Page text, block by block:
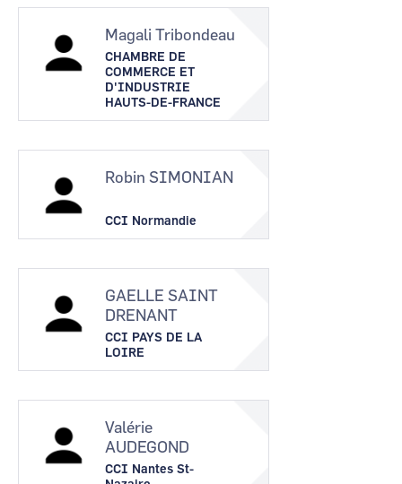
Magali Tribondeau
CHAMBRE DE
COMMERCE ET
D'INDUSTRIE
HAUTS-DE-FRANCE
Robin SIMONIAN
CCI Normandie
GAELLE SAINT
DRENANT
CCI PAYS DE LA
LOIRE
Valérie
AUDEGOND
CCI Nantes St-